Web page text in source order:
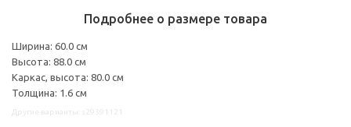
Подробнее о размере товара
Ширина: 60.0 см
Высота: 88.0 см
Каркас, высота: 80.0 см
Толщина: 1.6 см